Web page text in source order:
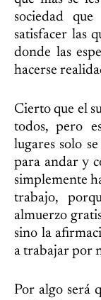
sociedad
satisfacer las
donde las
hacerse
Cierto que el
todos, pero
lugares solo
para andar y
simplemente
trabajo,
almuerzo
sino la
a trabajar por
Por algo será